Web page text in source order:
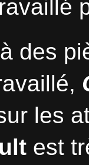
des
les
est